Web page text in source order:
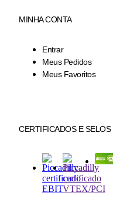
MINHA CONTA
Entrar
Meus Pedidos
Meus Favoritos
CERTIFICADOS E SELOS